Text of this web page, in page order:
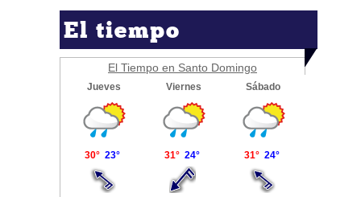
El tiempo
El Tiempo en Santo Domingo